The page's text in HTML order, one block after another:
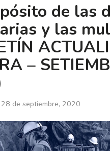
de las
y las
–
de septiembre, 2020